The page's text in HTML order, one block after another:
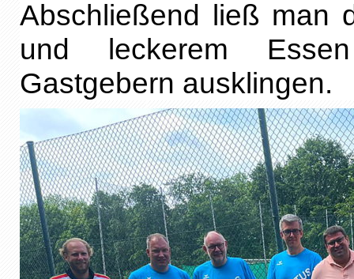
Abschließend ließ man
und leckerem
Gastgebern ausklingen.